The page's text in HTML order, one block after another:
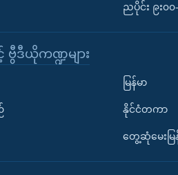
ညပိုင်း ၉း၀၀
ဒီယိုကဏ္ဍများ
မြန်မာ
နိုင်ငံတကာ
တွေ့ဆုံမေးမြန်